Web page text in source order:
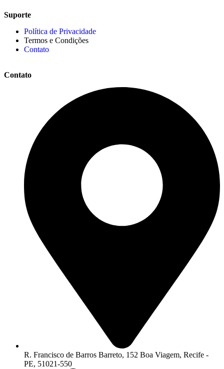
Suporte
Política de Privacidade
Termos e Condições
Contato
Contato
R. Francisco de Barros Barreto, 152 Boa Viagem, Recife -
PE, 51021-550